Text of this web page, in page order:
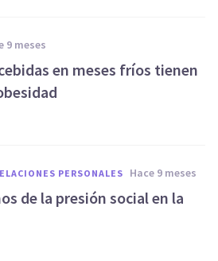
9 meses
en meses fríos tienen
PERSONALES hace 9 meses
de la presión social en la